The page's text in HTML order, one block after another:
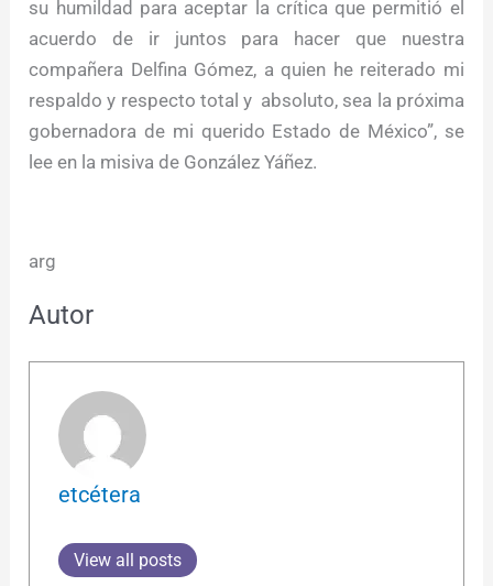
su humildad para aceptar la crítica que permitió el
acuerdo de ir juntos para hacer que nuestra
compañera Delfina Gómez, a quien he reiterado mi
respaldo y respecto total y absoluto, sea la próxima
gobernadora de mi querido Estado de México”, se
lee en la misiva de González Yáñez.
arg
Autor
etcétera
View all posts